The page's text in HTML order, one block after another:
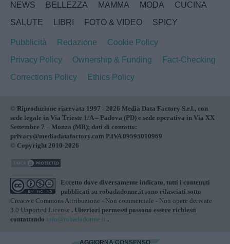
NEWS BELLEZZA MAMMA MODA
CUCINA
SALUTE
LIBRI FOTO & VIDEO SPICY
Pubblicità Redazione
Cookie Policy
Privacy Policy
Ownership & Funding
Fact-Checking
Corrections Policy
Ethics Policy
© Riproduzione riservata 1997 - 2026 Media Data Factory S.r.l., con
sede legale in Via Trieste 1/A – Padova (PD) e sede operativa in Via XX
Settembre 7 – Monza (MB); dati di contatto:
privacy@mediadatafactory.com P.IVA 09595010969
© Copyright 2010-2026
Eccetto dove diversamente indicato, tutti i contenuti
pubblicati su robadadonne.it sono rilasciati sotto
Creative Commons Attribuzione - Non commerciale - Non opere derivate
3.0 Unported License . Ulteriori permessi possono essere richiesti
contattando info@robadadonne.it .
AGGIORNA CONSENSO